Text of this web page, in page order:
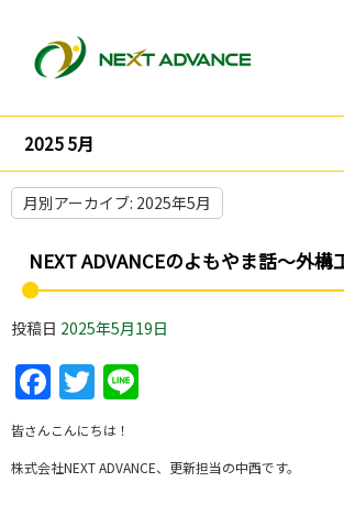
2025 5月
月別アーカイブ: 2025年5月
NEXT ADVANCEのよもやま話～外構
投稿日 2025年5月19日
Facebook
Twitter
皆さんこんにちは！
株式会社NEXT ADVANCE、更新担当の中西です。